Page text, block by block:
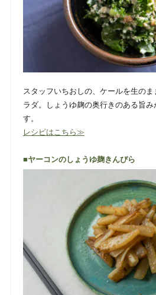
スタッフいちおしの、ケールを生の
ラダ。しょうゆ麹の奥行きのある旨
す。
レシピはこちら≫
■ヤーコンのしょうゆ麹きんぴら